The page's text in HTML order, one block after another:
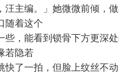
主编。」她微微前倾，做
随着这个
些，能看到锁骨下方更深
若隐若
快了一拍，但脸上纹丝不动